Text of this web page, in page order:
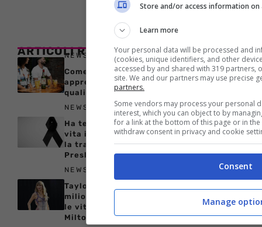
ARTICOLI RECENTI
NEWS
Come bere il whisky per
apprezzarne davvero
qualità e tradizione
NEWS
Ha tenuto il figlio senza
vita in casa per due mesi:
la tragedia di Lisa Marie
Presley
NEWS
Taylor Swift: donazione
milionaria per la star per
le vittime dell’uragano
Milton
Store and/or access information on
Learn more
Your personal data will be processed and
(cookies, unique identifiers, and other
accessed by and shared with 319 partners,
site. We and our partners may use precise
partners.
Some vendors may process your personal
interest, which you can object to by
for a link at the bottom of this page or in
withdraw consent in privacy and cookie
Consent
Manage